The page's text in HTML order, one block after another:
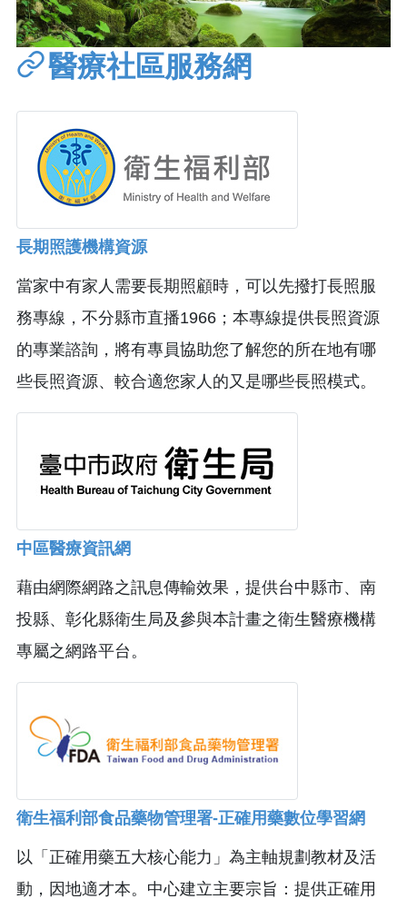
醫療社區服務網
長期照護機構資源
當家中有家人需要長期照顧時，可以先撥打長照服
務專線，不分縣市直播1966；本專線提供長照資源
的專業諮詢，將有專員協助您了解您的所在地有哪
些長照資源、較合適您家人的又是哪些長照模式。
中區醫療資訊網
藉由網際網路之訊息傳輸效果，提供台中縣市、南
投縣、彰化縣衛生局及參與本計畫之衛生醫療機構
專屬之網路平台。
衛生福利部食品藥物管理署-正確用藥數位學習網
以「正確用藥五大核心能力」為主軸規劃教材及活
動，因地適才本。中心建立主要宗旨：提供正確用